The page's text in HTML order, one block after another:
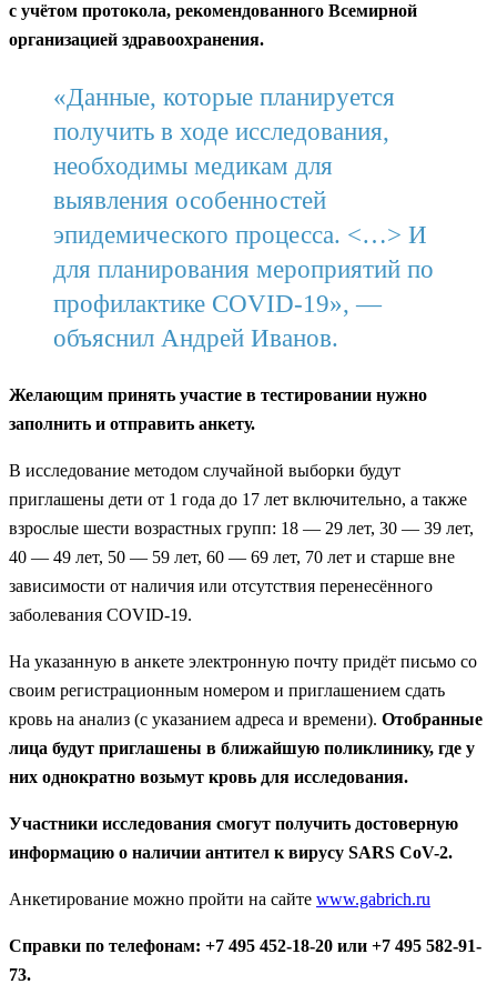
с учётом протокола, рекомендованного Всемирной
организацией здравоохранения.
«Данные, которые планируется
получить в ходе исследования,
необходимы медикам для
выявления особенностей
эпидемического процесса. <…> И
для планирования мероприятий по
профилактике COVID-19», —
объяснил Андрей Иванов.
Желающим принять участие в тестировании нужно
заполнить и отправить анкету.
В исследование методом случайной выборки будут
приглашены дети от 1 года до 17 лет включительно, а также
взрослые шести возрастных групп: 18 — 29 лет, 30 — 39 лет,
40 — 49 лет, 50 — 59 лет, 60 — 69 лет, 70 лет и старше вне
зависимости от наличия или отсутствия перенесённого
заболевания COVID-19.
На указанную в анкете электронную почту придёт письмо со
своим регистрационным номером и приглашением сдать
кровь на анализ (с указанием адреса и времени). Отобранные
лица будут приглашены в ближайшую поликлинику, где у
них однократно возьмут кровь для исследования.
Участники исследования смогут получить достоверную
информацию о наличии антител к вирусу SARS CoV-2.
Анкетирование можно пройти на сайте www.gabrich.ru
Справки по телефонам: +7 495 452-18-20 или +7 495 582-91-
73.